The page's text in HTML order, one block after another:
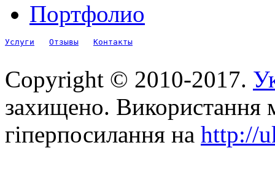
Портфолио
Услуги Отзывы Контакты
Copyright © 2010-2017.
захищено. Використання
гіперпосилання на http://